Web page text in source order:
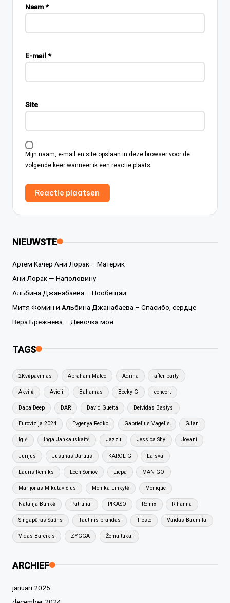
Naam*
E-mail *
Site
Mijn naam, e-mail en site opslaan in deze browser voor de
volgende keer wanneer ik een reactie plaats.
NIEUWSTE
Артем Качер Ани Лорак – Материк
Ани Лорак — Наполовину
Альбина Джанабаева – Пообещай
Митя Фомин и Альбина Джанабаева – Спасибо, сердце
Вера Брежнева – Девочка моя
TAGS
2Kvėpavimas Abraham Mateo Adrina after-party
Akvilė Avicii Bahamas Becky G concert
Dapa Deep DAR David Guetta Deividas Bastys
Eurovizija 2024 Evgenya Redko Gabrielius Vagelis GJan
Iglė Inga Jankauskaitė Jazzu Jessica Shy Jovani
Jurijus Justinas Jarutis KAROL G Laisva
Lauris Reiniks Leon Somov Liepa MAN-GO
Marijonas Mikutavičius Monika Linkytė Monique
Natalija Bunkė Patruliai PIKASO Remix Rihanna
Singapūras Satīns Tautinis brandas Tiesto Vaidas Baumila
Vidas Bareikis ZYGGA Žemaitukai
ARCHIEF
januari 2025